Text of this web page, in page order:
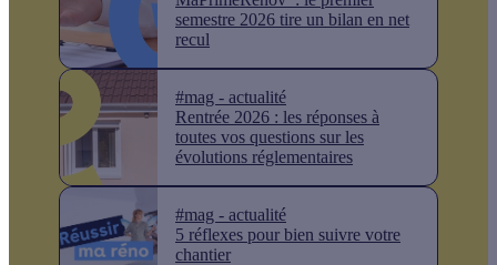
semestre 2026 tire un bilan en net
recul
#mag - actualité
Rentrée 2026 : les réponses à
toutes vos questions sur les
évolutions réglementaires
#mag - actualité
5 réflexes pour bien suivre votre
chantier